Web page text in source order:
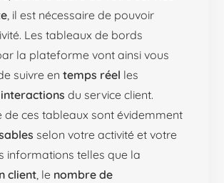
, il est nécessaire de pouvoir
Les tableaux de bords
la plateforme vont ainsi vous
suivre entemps réel les
interactions du service client.
de ces tableaux sont évidemment
selon votre activité et votre
informations telles que la
client, le nombre de